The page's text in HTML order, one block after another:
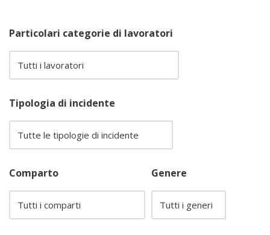
Particolari categorie di lavoratori
Tipologia di incidente
Comparto Genere